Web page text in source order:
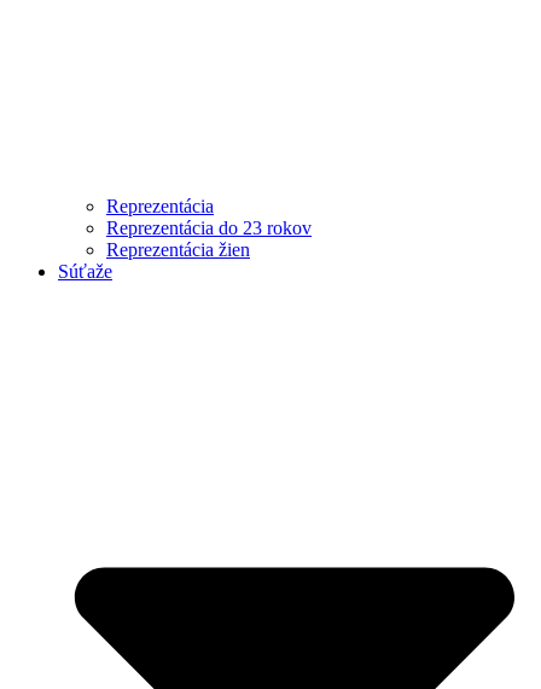
Reprezentácia
Reprezentácia do 23 rokov
Reprezentácia žien
Súťaže